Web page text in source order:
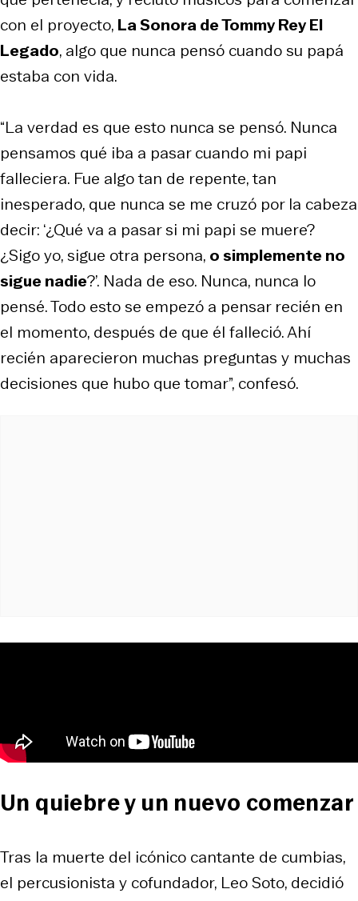
con el proyecto, La Sonora de Tommy Rey El
Legado, algo que nunca pensó cuando su papá
estaba con vida.
“La verdad es que esto nunca se pensó. Nunca
pensamos qué iba a pasar cuando mi papi
falleciera. Fue algo tan de repente, tan
inesperado, que nunca se me cruzó por la cabeza
decir: ‘¿Qué va a pasar si mi papi se muere?
¿Sigo yo, sigue otra persona, o simplemente no
sigue nadie?’. Nada de eso. Nunca, nunca lo
pensé. Todo esto se empezó a pensar recién en
el momento, después de que él falleció. Ahí
recién aparecieron muchas preguntas y muchas
decisiones que hubo que tomar”, confesó.
Un quiebre y un nuevo comenzar
Tras la muerte del icónico cantante de cumbias,
el percusionista y cofundador, Leo Soto, decidió